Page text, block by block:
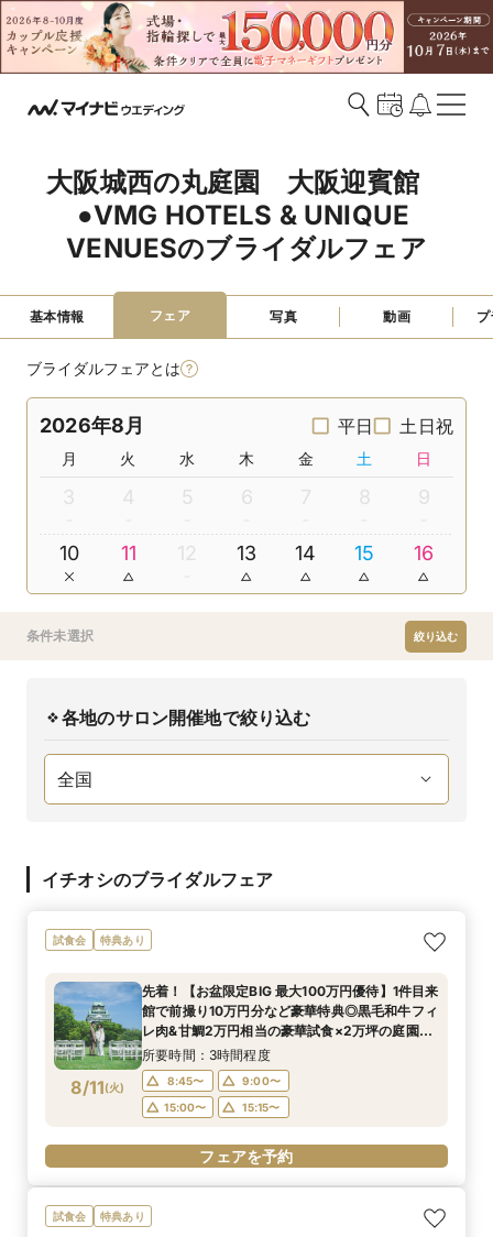
大阪城西の丸庭園　大阪迎賓館
●VMG HOTELS & UNIQUE
VENUESのブライダルフェア
基本情報 フェア 写真 動画
ブライダルフェアとは
2026年8月 平日 土日祝
月 火 水 木 金 土 日
3 4 5 6 7 8 9
10 11 12 13 14 15 16
条件未選択 絞り込む
各地のサロン開催地で絞り込む
イチオシのブライダルフェア
試食会 特典あり
8/11(火)
先着！【お盆限定BIG 最大100万円優待】1件目来
館で前撮り10万円分など豪華特典◎黒毛和牛フィ
レ肉&甘鯛2万円相当の豪華試食×2万坪の庭園
+迎賓館の見学ツアー
所要時間：3時間程度
8:45〜
9:00〜
15:00〜
15:15〜
フェアを予約
試食会 特典あり